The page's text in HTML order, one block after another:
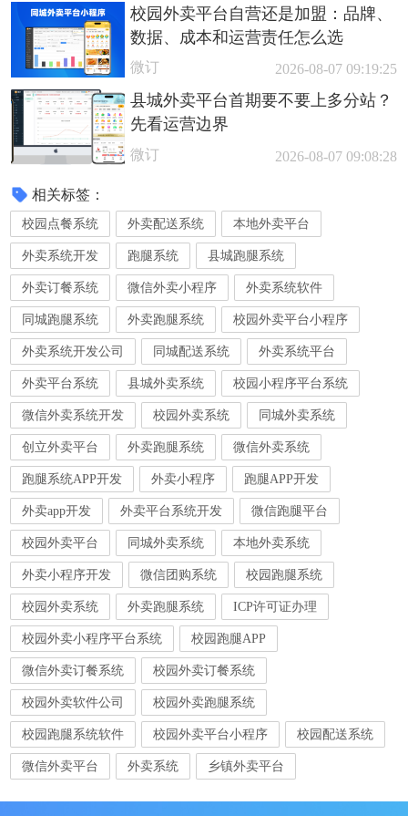
校园外卖平台自营还是加盟：品牌、
数据、成本和运营责任怎么选
微订 2026-08-07 09:19:25
县城外卖平台首期要不要上多分站？
先看运营边界
微订 2026-08-07 09:08:28
相关标签：
校园点餐系统 外卖配送系统 本地外卖平台
外卖系统开发 跑腿系统 县城跑腿系统
外卖订餐系统 微信外卖小程序 外卖系统软件
同城跑腿系统 外卖跑腿系统 校园外卖平台小程序
外卖系统开发公司 同城配送系统 外卖系统平台
外卖平台系统 县城外卖系统 校园小程序平台系统
微信外卖系统开发 校园外卖系统 同城外卖系统
创立外卖平台 外卖跑腿系统 微信外卖系统
跑腿系统APP开发 外卖小程序 跑腿APP开发
外卖app开发 外卖平台系统开发 微信跑腿平台
校园外卖平台 同城外卖系统 本地外卖系统
外卖小程序开发 微信团购系统 校园跑腿系统
校园外卖系统 外卖跑腿系统 ICP许可证办理
校园外卖小程序平台系统 校园跑腿APP
微信外卖订餐系统 校园外卖订餐系统
校园外卖软件公司 校园外卖跑腿系统
校园跑腿系统软件 校园外卖平台小程序 校园配送系统
微信外卖平台 外卖系统 乡镇外卖平台